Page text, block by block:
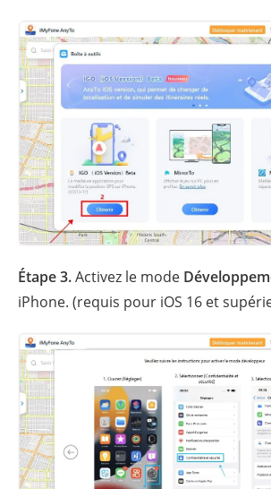
Étape 3.Activez le mode
iPhone. (requis pour iOS 16 et